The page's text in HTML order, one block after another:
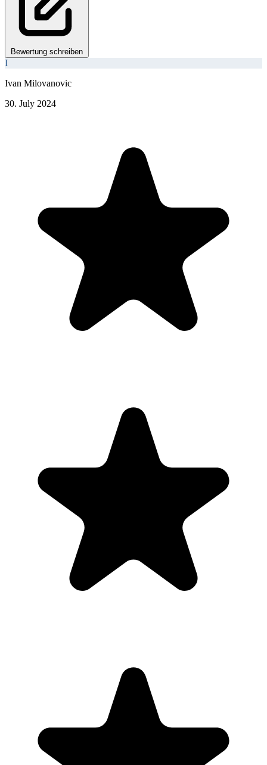
Bewertung schreiben
I
Ivan Milovanovic
30. July 2024